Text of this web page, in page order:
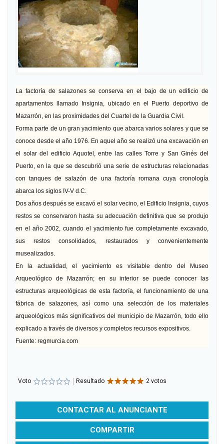
La factoría de salazones se conserva en el bajo de un edificio de
apartamentos llamado Insignia, ubicado en el Puerto deportivo de
Mazarrón, en las proximidades del Cuartel de la Guardia Civil.
Forma parte de un gran yacimiento que abarca varios solares y que se
conoce desde el año 1976. En aquel año se realizó una excavación en
el solar del edificio Aquotel, entre las calles Torre y San Ginés del
Puerto, en la que se descubrió una serie de estructuras relacionadas
con tanques de salazón de una factoría romana cuya cronología
abarca los siglos IV-V d.C.
Dos años después se excavó el solar vecino, el Edificio Insignia, cuyos
restos se conservaron hasta su adecuación definitiva que se produjo
en el año 2002, cuando el yacimiento fue completamente excavado,
sus restos consolidados, restaurados y convenientemente
musealizados.
En la actualidad, el yacimiento es visitable dentro del Museo
Arqueológico de Mazarrón; en su interior se puede conocer las
estructuras arqueológicas de esta factoría, el funcionamiento de una
fábrica de salazones, así como una selección de los materiales
arqueológicos más significativos del municipio de Mazarrón, todo ello
explicado a través de diversos y completos recursos expositivos.
Fuente: regmurcia.com
Voto Resultado 2 votos
CONTACTAR AL ANUNCIANTE
COMPARTIR